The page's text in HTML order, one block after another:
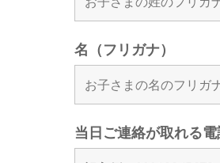
名（フリガナ）
当日ご連絡が取れる